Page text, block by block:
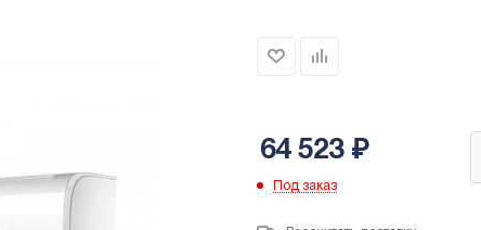
64 523₽
Под заказ